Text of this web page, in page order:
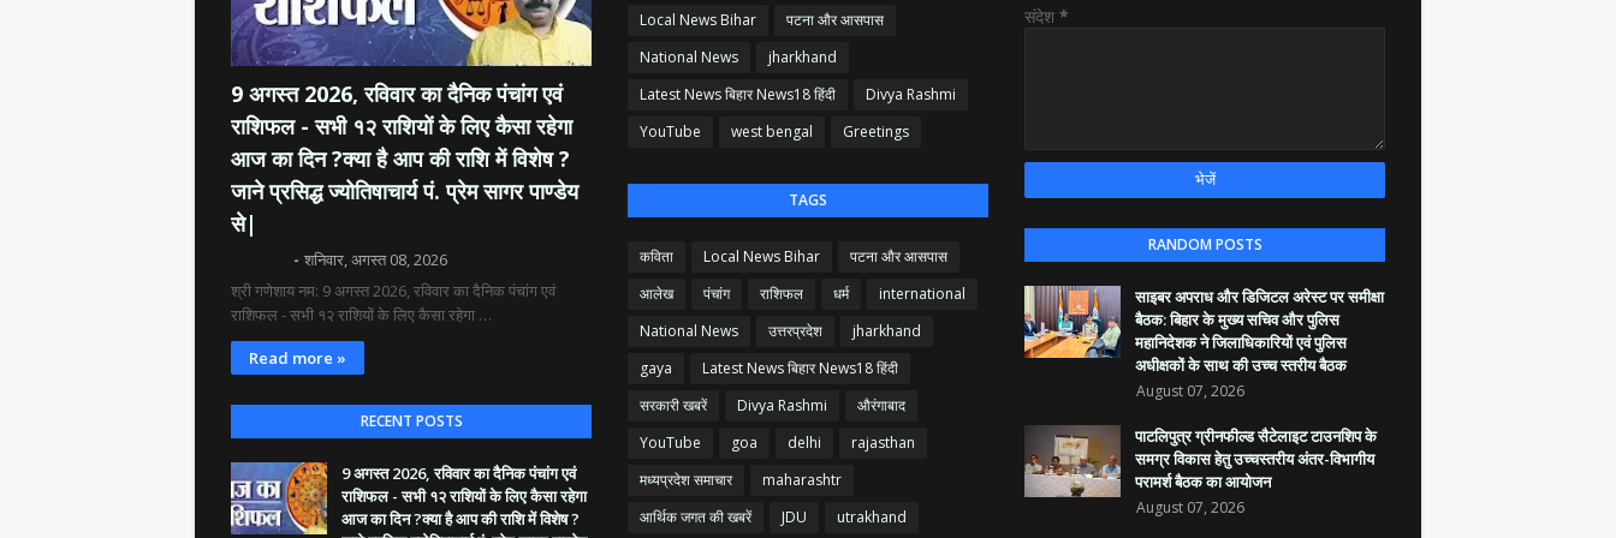
9 अगस्त 2026, रविवार का दैनिक पंचांग एवं
राशिफल - सभी १२ राशियों के लिए कैसा रहेगा
आज का दिन ?क्या है आप की राशि में विशेष ?
जाने प्रसिद्ध ज्योतिषाचार्य पं. प्रेम सागर पाण्डेय
से|
शनिवार, अगस्त 08, 2026
श्री गणेशाय नम: 9 अगस्त 2026, रविवार का दैनिक पंचांग एवं
राशिफल - सभी १२ राशियों के लिए कैसा रहेगा …
Read more »
RECENT POSTS
9 अगस्त 2026, रविवार का दैनिक पंचांग एवं
राशिफल - सभी १२ राशियों के लिए कैसा रहेगा
आज का दिन ?क्या है आप की राशि में विशेष ?
Local News Bihar
पटना और आसपास
National News
jharkhand
Latest News बिहार News18 हिंदी
Divya Rashmi
YouTube
west bengal Greetings
TAGS
कविता Local News Bihar
पटना और आसपास
आलेख
पंचांग राशिफल धर्म
international
National News
उत्तरप्रदेश
jharkhand
gaya
Latest News बिहार News18 हिंदी
सरकारी खबरें
Divya Rashmi
औरंगाबाद
YouTube
goa delhi
rajasthan
मध्यप्रदेश समाचार
maharashtr
आर्थिक जगत की खबरें
JDU utrakhand
संदेश *
RANDOM POSTS
साइबर अपराध और डिजिटल अरेस्ट पर समीक्षा
बैठक: बिहार के मुख्य सचिव और पुलिस
महानिदेशक ने जिलाधिकारियों एवं पुलिस
अधीक्षकों के साथ की उच्च स्तरीय बैठक
August 07, 2026
पाटलिपुत्र ग्रीनफील्ड सैटेलाइट टाउनशिप के
समग्र विकास हेतु उच्चस्तरीय अंतर-विभागीय
परामर्श बैठक का आयोजन
August 07, 2026